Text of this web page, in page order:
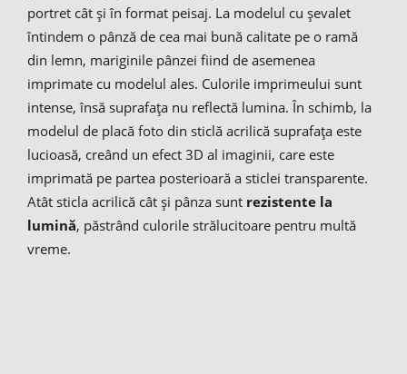
portret cât și în format peisaj. La modelul cu șevalet
întindem o pânză de cea mai bună calitate pe o ramă
din lemn, mariginile pânzei fiind de asemenea
imprimate cu modelul ales. Culorile imprimeului sunt
intense, însă suprafața nu reflectă lumina. În schimb, la
modelul de placă foto din sticlă acrilică suprafața este
lucioasă, creând un efect 3D al imaginii, care este
imprimată pe partea posterioară a sticlei transparente.
Atât sticla acrilică cât și pânza sunt rezistente la
lumină, păstrând culorile strălucitoare pentru multă
vreme.